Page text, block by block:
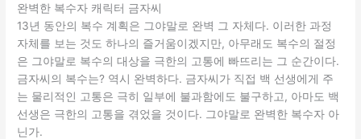
완벽한 복수자 캐릭터 금자씨
13년 동안의 복수 계획은 그야말로 완벽 그 자체다. 이러한 과정
자체를 보는 것도 하나의 즐거움이겠지만, 아무래도 복수의 절정
은 그야말로 복수의 대상을 극한의 고통에 빠뜨리는 그 순간이다.
금자씨의 복수는? 역시 완벽하다. 금자씨가 직접 백 선생에게 주
는 물리적인 고통은 극히 일부에 불과함에도 불구하고, 아마도 백
선생은 극한의 고통을 겪었을 것이다. 그야말로 완벽한 복수자 아
닌가.